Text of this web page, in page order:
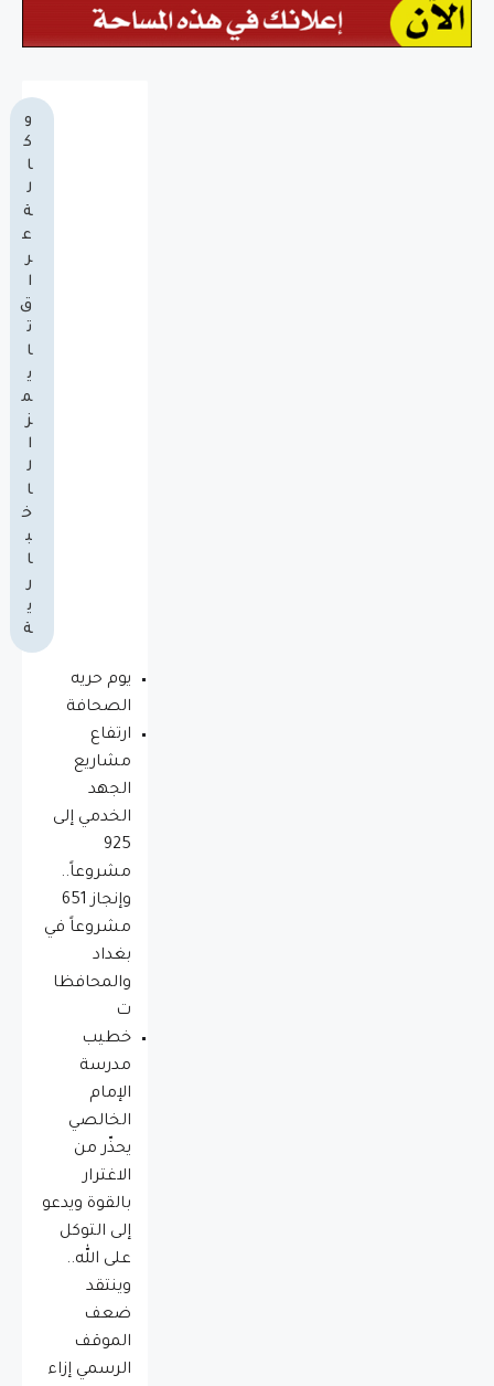
و
ك
ا
ل
ة
ع
ر
ا
ق
ت
ا
ي
م
ز
ا
ل
ا
خ
ب
ا
ر
ي
ة
يوم حريه
الصحافة
ارتفاع
مشاريع
الجهد
الخدمي إلى
925
مشروعاً..
وإنجاز 651
مشروعاً في
بغداد
والمحافظا
ت
خطيب
مدرسة
الإمام
الخالصي
يحذّر من
الاغترار
بالقوة ويدعو
إلى التوكل
على الله..
وينتقد
ضعف
الموقف
الرسمي إزاء